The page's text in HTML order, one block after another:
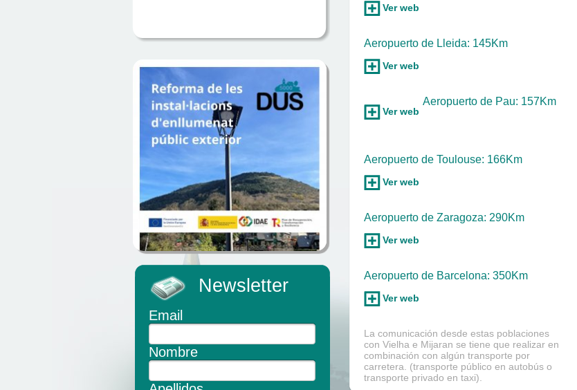
Newsletter
Email
Nombre
Ver web
Aeropuerto de Lleida: 145Km
Ver web
Aeropuerto de Pau: 157Km
Ver web
Aeropuerto de Toulouse: 166Km
Ver web
Aeropuerto de Zaragoza: 290Km
Ver web
Aeropuerto de Barcelona: 350Km
Ver web
La comunicación desde estas poblaciones
con Vielha e Mijaran se tiene que realizar en
combinación con algún transporte por
carretera. (transporte público en autobús o
transporte privado en taxi).